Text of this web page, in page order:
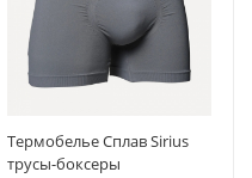
Термобелье Сплав Sirius
трусы-боксеры